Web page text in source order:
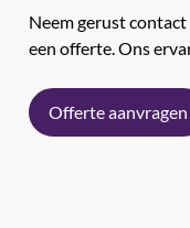
Neem gerust
een offerte. Ons
Offerte aanvragen